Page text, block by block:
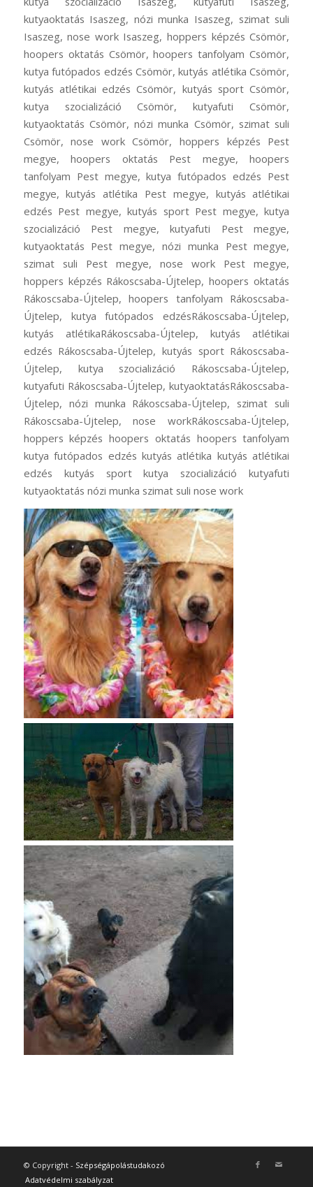
© Copyright - Szépségápolástudakozó
Adatvédelmi szabályzat